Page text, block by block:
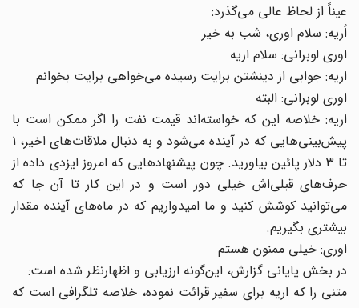
عیناً از لحاظ عالی می‌گذرد:
اُریه: سلام اوری، شب به خیر
اوری لوبرانی: سلام اریه
اریه: جوابی از دینشتن برایت رسیده می‌خواهی برایت بخوانم
اوری لوبرانی: البته
اریه: خلاصه این که خواسته‌اند قیمت نفت را اگر ممکن است با
پیش‌بینی‌هایی که در آینده می‌شود و به دنبال ملاقات‌های اخیر، 1
تا 3 دلار پائین بیاورید. چون پیشنهادهایی که امروز ایزدی داده از
حرف‌های قبلی‌اش خیلی دور است و در این کار تا آن جا که
می‌توانید کوشش کنید و ما امیدواریم که در ماه‌های آینده مقدار
بیشتری بگیریم.
اوری: خیلی ممنون هستم
در بخش پایانی گزارش، این‌گونه ارزیابی و اظهارنظر شده است:
متنی را که اریه برای سفیر قرائت نموده، خلاصه تلگرافی است که